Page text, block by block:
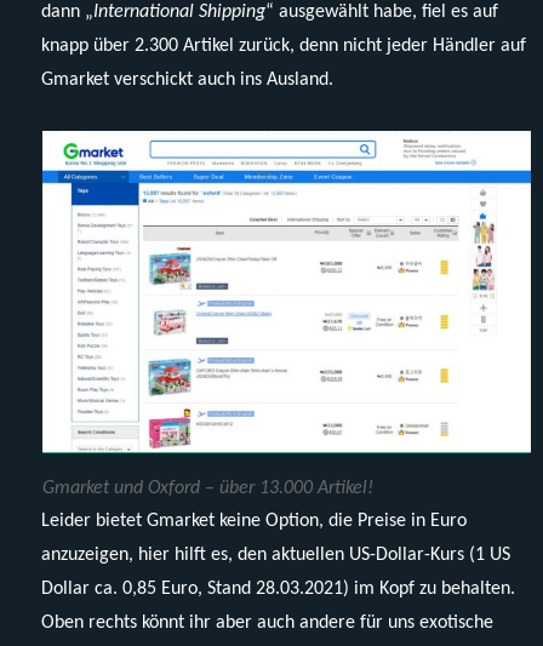
dann „International Shipping“ ausgewählt habe, fiel es auf
knapp über 2.300 Artikel zurück, denn nicht jeder Händler auf
Gmarket verschickt auch ins Ausland.
Gmarket und Oxford – über 13.000 Artikel!
Leider bietet Gmarket keine Option, die Preise in Euro
anzuzeigen, hier hilft es, den aktuellen US-Dollar-Kurs (1 US
Dollar ca. 0,85 Euro, Stand 28.03.2021) im Kopf zu behalten.
Oben rechts könnt ihr aber auch andere für uns exotische